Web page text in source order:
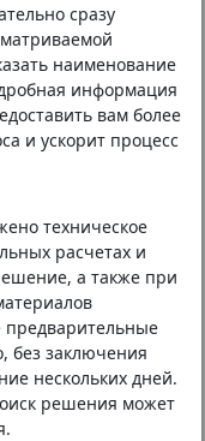
сразу
наименование
информация
вам более
и ускорит процесс
техническое
расчетах и
а также при
без заключения
нескольких дней.
решения может